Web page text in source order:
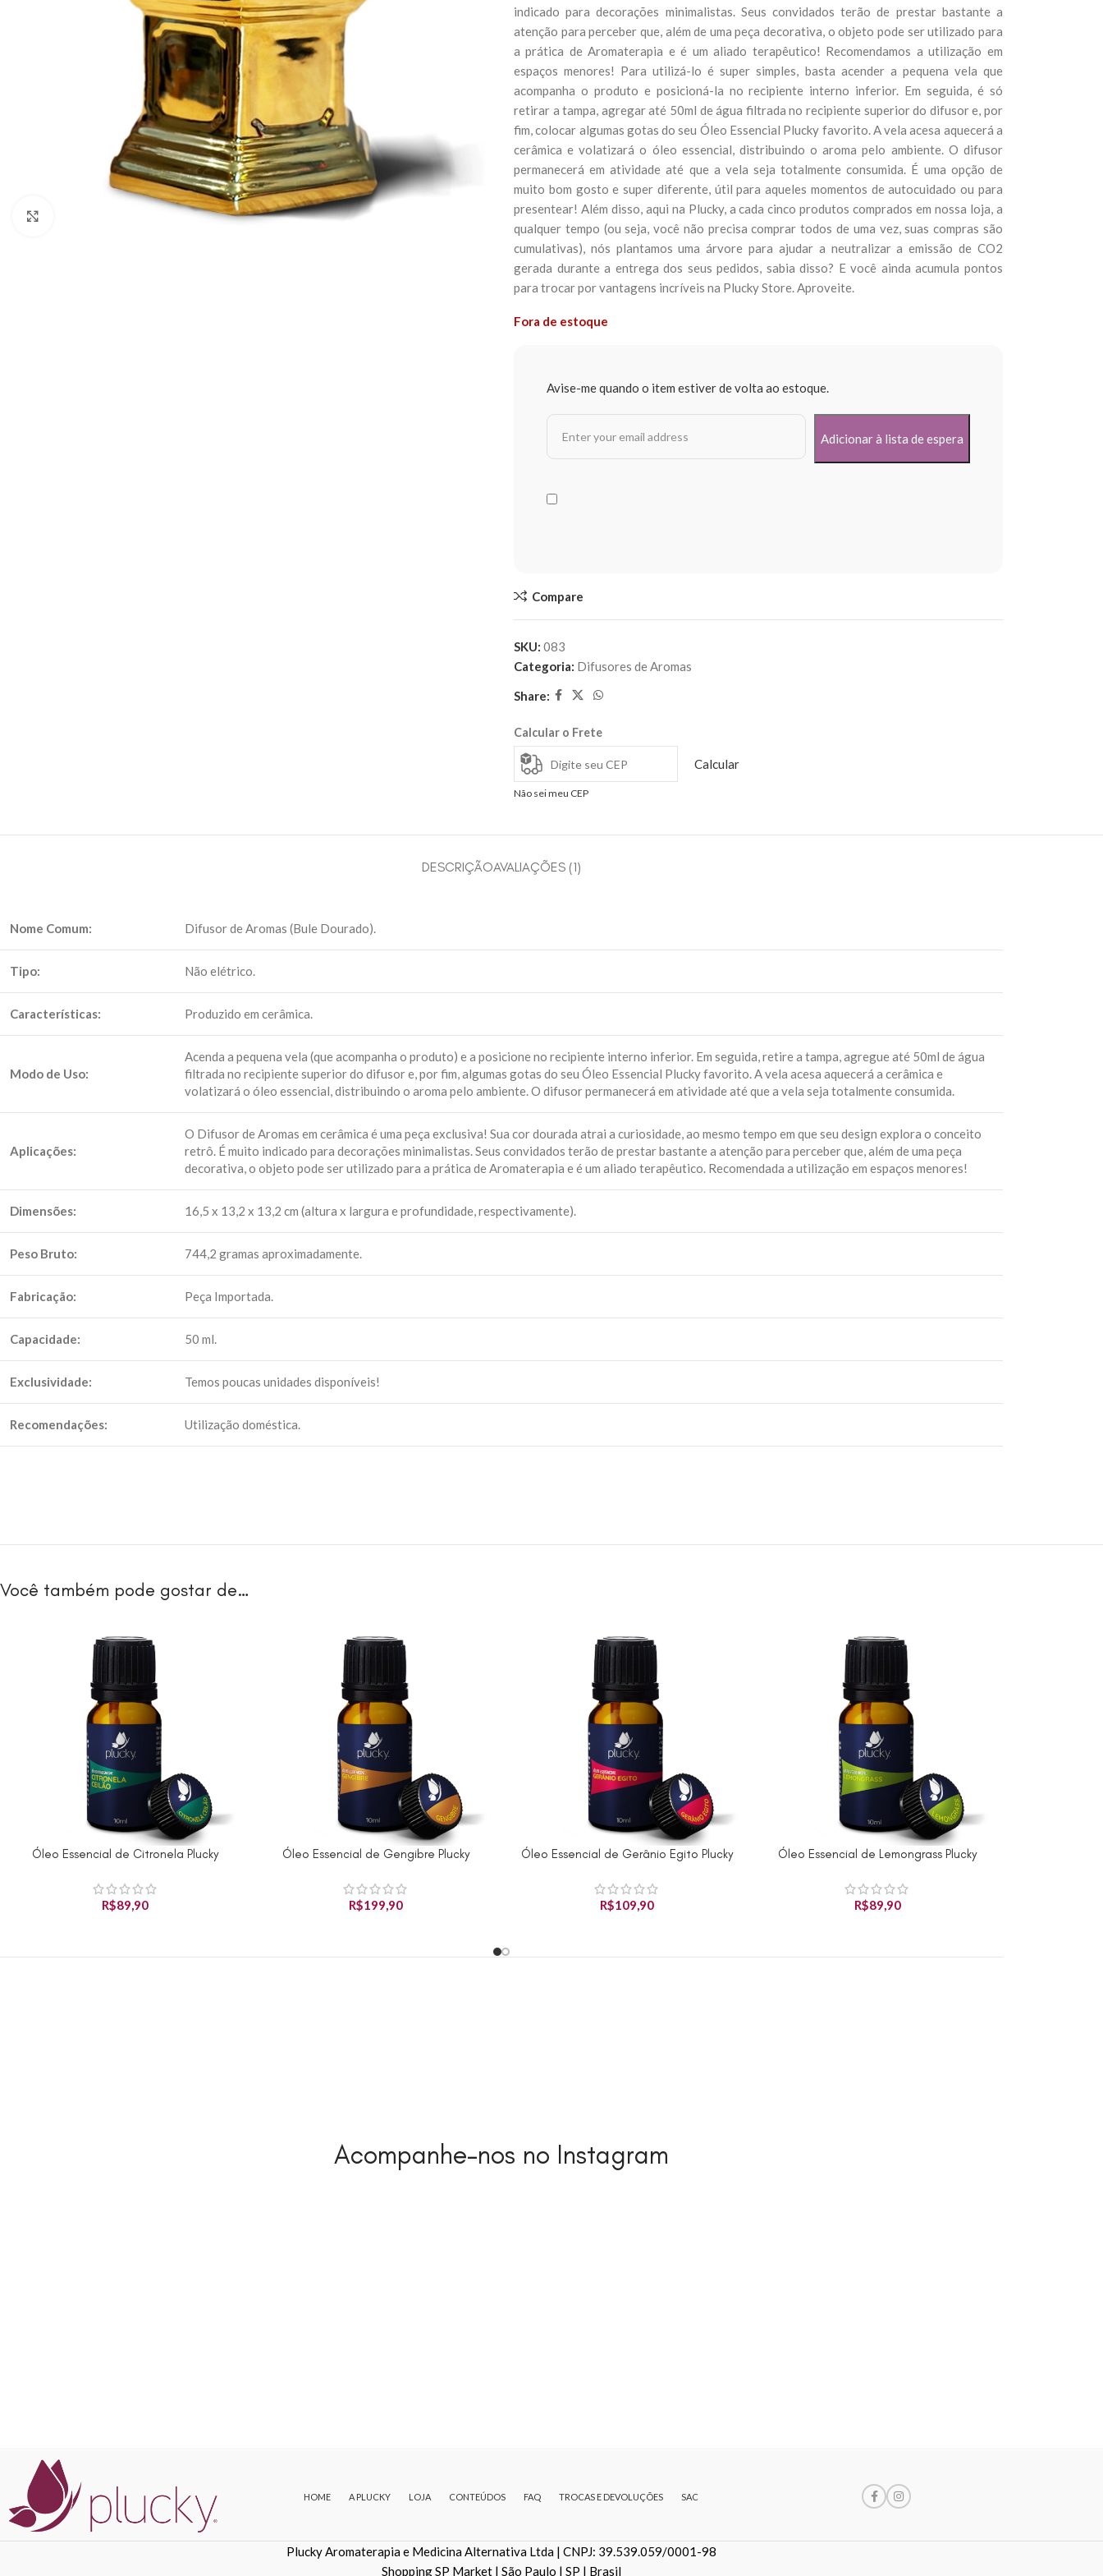
indicado para decorações minimalistas. Seus convidados terão de prestar bastante a
atenção para perceber que, além de uma peça decorativa, o objeto pode ser utilizado para
a prática de Aromaterapia e é um aliado terapêutico! Recomendamos a utilização em
espaços menores! Para utilizá-lo é super simples, basta acender a pequena vela que
acompanha o produto e posicioná-la no recipiente interno inferior. Em seguida, é só
retirar a tampa, agregar até 50ml de água filtrada no recipiente superior do difusor e, por
fim, colocar algumas gotas do seu Óleo Essencial Plucky favorito. A vela acesa aquecerá a
cerâmica e volatizará o óleo essencial, distribuindo o aroma pelo ambiente. O difusor
permanecerá em atividade até que a vela seja totalmente consumida. É uma opção de
muito bom gosto e super diferente, útil para aqueles momentos de autocuidado ou para
presentear! Além disso, aqui na Plucky, a cada cinco produtos comprados em nossa loja, a
qualquer tempo (ou seja, você não precisa comprar todos de uma vez, suas compras são
cumulativas), nós plantamos uma árvore para ajudar a neutralizar a emissão de CO2
gerada durante a entrega dos seus pedidos, sabia disso? E você ainda acumula pontos
para trocar por vantagens incríveis na Plucky Store. Aproveite.
Fora de estoque
Avise-me quando o item estiver de volta ao estoque.
Compare
SKU: 083
Categoria: Difusores de Aromas
Share:
Calcular o Frete
Calcular
Não sei meu CEP
DESCRIÇÃOAVALIAÇÕES (1)
Nome Comum: Difusor de Aromas (Bule Dourado).
Tipo: Não elétrico.
Características: Produzido em cerâmica.
Modo de Uso:
Acenda a pequena vela (que acompanha o produto) e a posicione no recipiente interno inferior. Em seguida, retire a tampa, agregue até 50ml de água
filtrada no recipiente superior do difusor e, por fim, algumas gotas do seu Óleo Essencial Plucky favorito. A vela acesa aquecerá a cerâmica e
volatizará o óleo essencial, distribuindo o aroma pelo ambiente. O difusor permanecerá em atividade até que a vela seja totalmente consumida.
Aplicações:
O Difusor de Aromas em cerâmica é uma peça exclusiva! Sua cor dourada atrai a curiosidade, ao mesmo tempo em que seu design explora o conceito
retrô. É muito indicado para decorações minimalistas. Seus convidados terão de prestar bastante a atenção para perceber que, além de uma peça
decorativa, o objeto pode ser utilizado para a prática de Aromaterapia e é um aliado terapêutico. Recomendada a utilização em espaços menores!
Dimensões: 16,5 x 13,2 x 13,2 cm (altura x largura e profundidade, respectivamente).
Peso Bruto: 744,2 gramas aproximadamente.
Fabricação: Peça Importada.
Capacidade: 50 ml.
Exclusividade: Temos poucas unidades disponíveis!
Recomendações: Utilização doméstica.
Você também pode gostar de…
ADICIONAR AO CARRINHO
Óleo Essencial de Citronela Plucky
R$89,90
Produto Indisponível
Óleo Essencial de Gengibre Plucky
R$199,90
Produto Indisponível
Óleo Essencial de Gerânio Egito Plucky
R$109,90
Produto Indisponível
Óleo Essencial de Lemongrass Plucky
R$89,90
Acompanhe-nos no Instagram
HOME A PLUCKY LOJA CONTEÚDOS FAQ TROCAS E DEVOLUÇÕES SAC
Plucky Aromaterapia e Medicina Alternativa Ltda | CNPJ: 39.539.059/0001-98
Shopping SP Market | São Paulo | SP | Brasil